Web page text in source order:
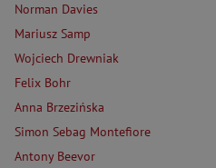
Norman Davies
Mariusz Samp
Wojciech Drewniak
Felix Bohr
Anna Brzezińska
Simon Sebag Montefiore
Antony Beevor